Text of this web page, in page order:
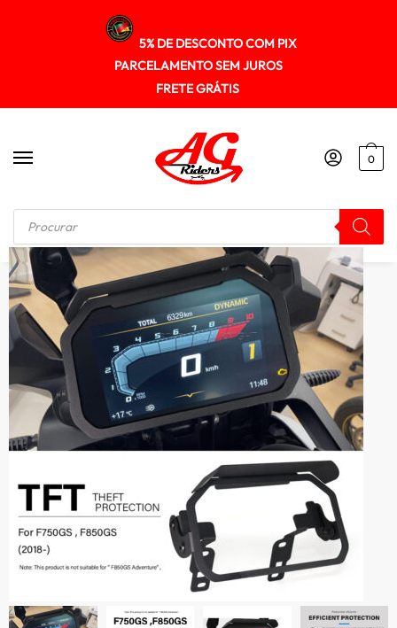
5% DE DESCONTO COM PIX
PARCELAMENTO SEM JUROS
FRETE GRÁTIS
0
Início / OUTROS ACESSÓRIOS Protetor de painel ANTIFURTO para BMW F850GS F750GS de 2018 a 2024